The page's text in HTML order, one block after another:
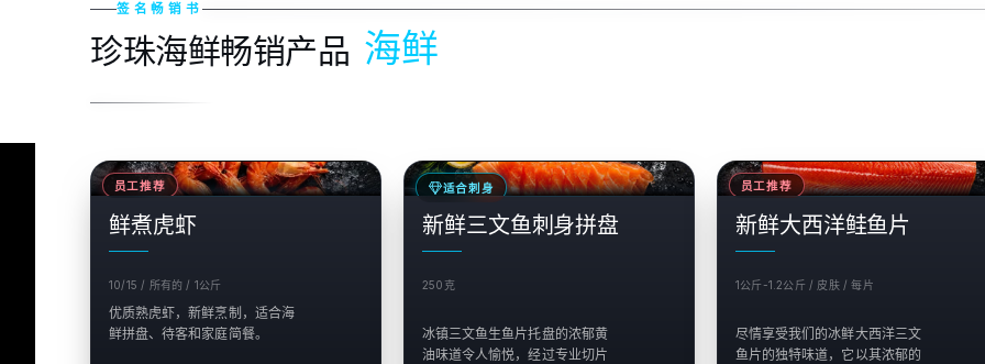
签名畅销书
珍珠海鲜畅销产品 海鲜
员工推荐
$
销售
鲜煮虎虾
10/15 / 所有的 / 1公斤
优质熟虎虾，新鲜烹制，适合海
鲜拼盘、待客和家庭简餐。
适合刺身
$
销售
新鲜三文鱼刺身拼盘
250克
冰镇三文鱼生鱼片托盘的浓郁黄
油味道令人愉悦，经过专业切片
员工推荐
$
销售
新鲜大西洋鲑鱼片
1公斤-1.2公斤 / 皮肤 / 每片
尽情享受我们的冰鲜大西洋三文
鱼片的独特味道，它以其浓郁的